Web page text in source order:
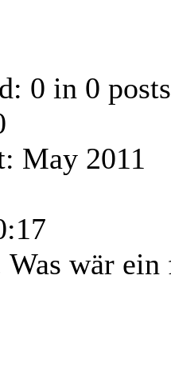
0 in 0 posts
May 2011
Was wär